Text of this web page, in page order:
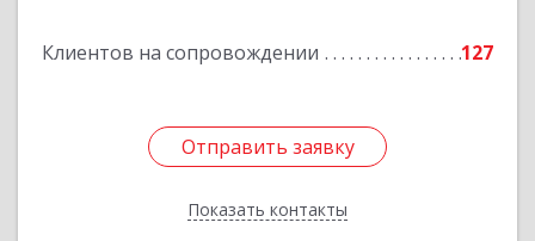
Клиентов на сопровождении 127
Отправить заявку
Показать контакты
Отправить заявку
Назад